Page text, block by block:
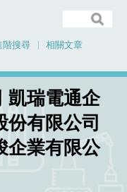
階搜尋
相關文章
企業股份有限公司 景誠電子
凱瑞電通企
份有限公司
企業有限公